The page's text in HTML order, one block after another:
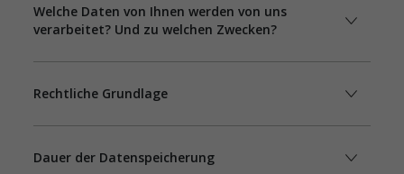
Welche Daten von Ihnen werden von uns
verarbeitet? Und zu welchen Zwecken?
Rechtliche Grundlage
Dauer der Datenspeicherung